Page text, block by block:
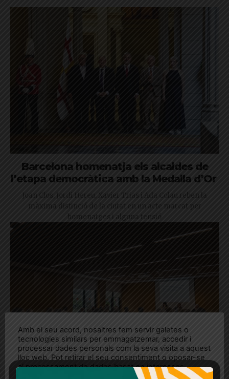
Barcelona homenatja els alcaldes de
l’etapa democràtica amb la Medalla d’Or
Joan Clos, Jordi Hereu, Xavier Trias i Ada Colau reben la
màxima distinció de la ciutat en un acte marcat per
homenatges i alguna tensió
Amb el seu acord, nosaltres fem servir galetes o
tecnologies similars per emmagatzemar, accedir i
processar dades personals com la seva visita a aquest
lloc web. Pot retirar el seu consentiment o oposar-se
al processament de dades basat en interessos
legítims en qualsevol moment fent clic a "Ajustos de